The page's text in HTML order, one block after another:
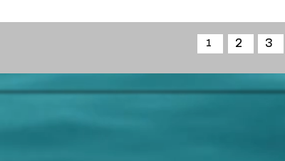
1 2 3